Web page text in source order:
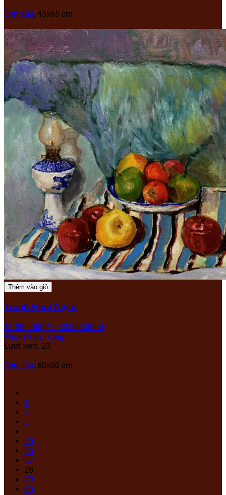
Sơn dầu, 45x65 cm
Thêm vào giỏ
Tranh Hoài Niệm
11.000.000₫ – 50.000.000₫
Phạm Văn Trọng
Lượt xem: 23
Sơn dầu, 60x60 cm
1
2
3
…
25
26
27
28
29
30